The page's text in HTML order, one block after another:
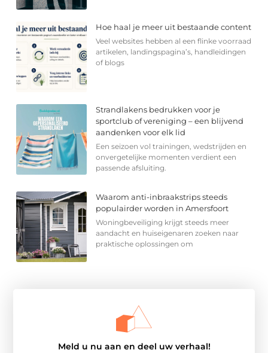
Hoe haal je meer uit bestaande content
Veel websites hebben al een flinke voorraad
artikelen, landingspagina’s, handleidingen
of blogs
Strandlakens bedrukken voor je
sportclub of vereniging – een blijvend
aandenken voor elk lid
Een seizoen vol trainingen, wedstrijden en
onvergetelijke momenten verdient een
passende afsluiting.
Waarom anti-inbraakstrips steeds
populairder worden in Amersfoort
Woningbeveiliging krijgt steeds meer
aandacht en huiseigenaren zoeken naar
praktische oplossingen om
Meld u nu aan en deel uw verhaal!